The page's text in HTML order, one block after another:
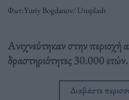
Φωτ:Yuriy Bogdanov/ Unsplash
Ανιχνεύτηκαν στην περιοχή
δραστηριότητες 30.000 ετών.
Διαβάστε